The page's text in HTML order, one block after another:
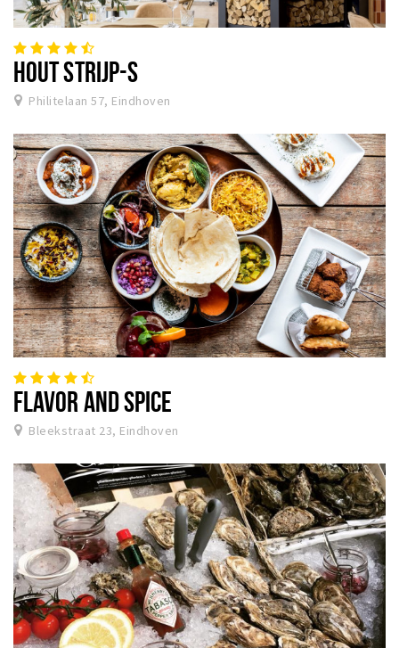
HOUT STRIJP-S
Philitelaan 57, Eindhoven
FLAVOR AND SPICE
Bleekstraat 23, Eindhoven